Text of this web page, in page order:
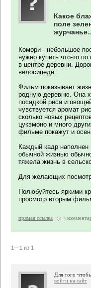
Какое
поле
Комори - небольшое
нужно купить что-то
в центре деревни.
велосипеде.
Фильм показывает
родную деревню. Она
посадкой риса и
чувствуется аромат
сколько новых
цукэмоно и много
фильме покажут и
Каждый кадр наполнен
обычной жизнью
тяжела жизнь в
Для желающих
Полюбуйтесь яркими
просмотр вторым
прямая ссылка +
1—1 из 1
Для того
войти на сайт